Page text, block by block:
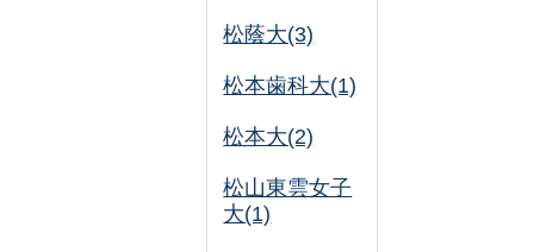
松蔭大(3)
松本歯科大(1)
松本大(2)
松山東雲女子
大(1)